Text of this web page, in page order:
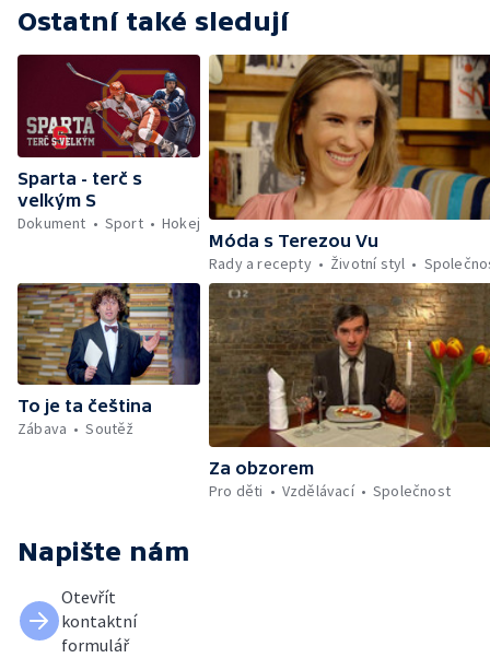
Ostatní také sledují
Sparta - terč s
velkým S
Dokument
Sport
Hokej
Móda s Terezou Vu
Rady a recepty
Životní styl
To je ta čeština
Zábava
Soutěž
Za obzorem
Pro děti
Vzdělávací Společnost
Napište nám
Otevřít
kontaktní
formulář